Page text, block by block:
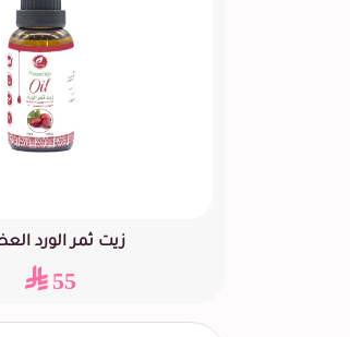
زيت ثمر الورد
55